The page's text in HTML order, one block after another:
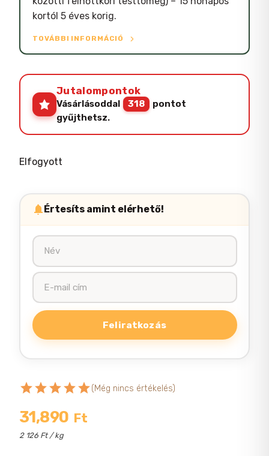
starstarstarstarstar(Még nincs értékelés)
31,890 Ft
2 126 Ft / kg
kortól 5 éves korig.
TOVÁBBI INFORMÁCIÓ
Jutalompontok
Vásárlásoddal 318
pontot
gyűjthetsz.
Elfogyott
Értesíts amint elérhető!